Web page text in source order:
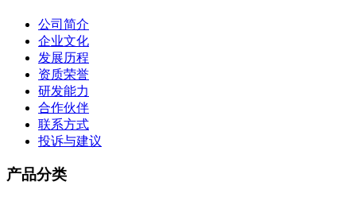
公司简介
企业文化
发展历程
资质荣誉
研发能力
合作伙伴
联系方式
投诉与建议
产品分类